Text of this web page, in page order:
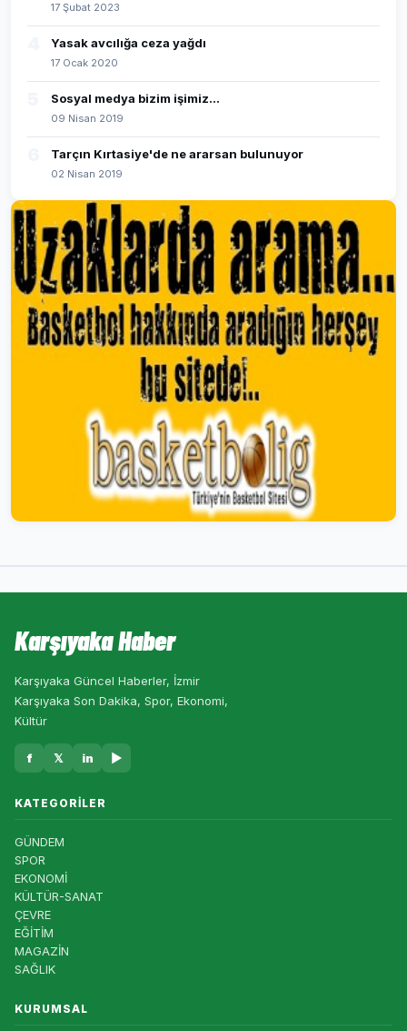
17 Şubat 2023
Yasak avcılığa ceza yağdı
17 Ocak 2020
Sosyal medya bizim işimiz...
09 Nisan 2019
Tarçın Kırtasiye'de ne ararsan bulunuyor
02 Nisan 2019
Karşıyaka Haber
Karşıyaka Güncel Haberler, İzmir
Karşıyaka Son Dakika, Spor, Ekonomi,
Kültür
f 𝕏 in ▶
KATEGORILER
GÜNDEM
SPOR
EKONOMİ
KÜLTÜR-SANAT
ÇEVRE
EĞİTİM
MAGAZİN
SAĞLIK
KURUMSAL